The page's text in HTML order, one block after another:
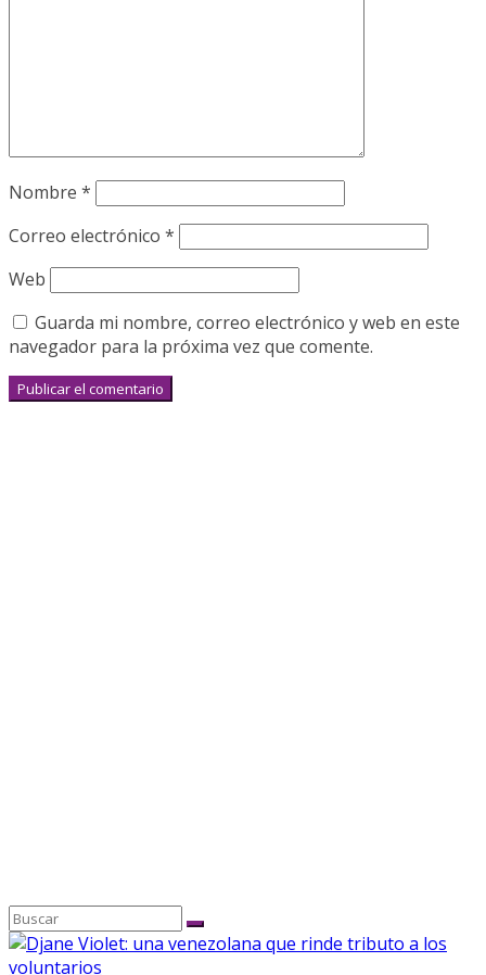
Nombre *
Correo electrónico *
Web
Guarda mi nombre, correo electrónico y web en este
navegador para la próxima vez que comente.